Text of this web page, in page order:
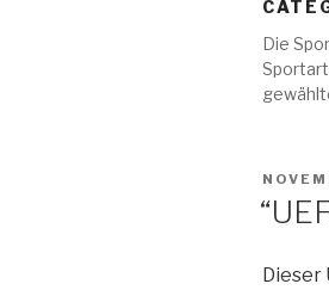
Die
ON
Dieser